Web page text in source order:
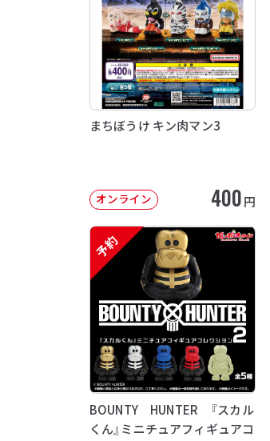
まちぼうけ キン肉マン3
オンライン 400円
予約
BOUNTY HUNTER 『スカル
くん』ミニチュアフィギュアコ